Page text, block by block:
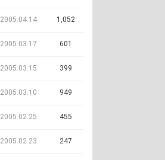
2005.04.14 1,052
2005.03.17 601
2005.03.15 399
2005.03.10 949
2005.02.25 455
2005.02.23 247